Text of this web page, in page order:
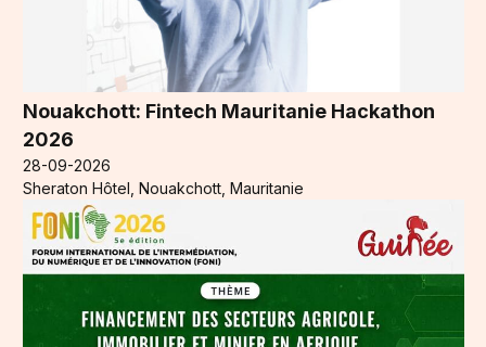
Nouakchott: Fintech Mauritanie Hackathon
2026
28-09-2026
Sheraton Hôtel, Nouakchott, Mauritanie